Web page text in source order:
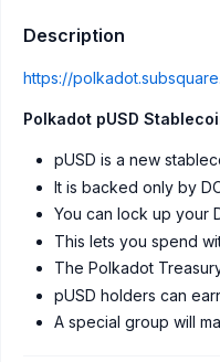
Description
https://
Polkadot pUSD
pUSD is a new
It is backed only by
You can lock up your
This lets you spend
The Polkadot
pUSD holders can
A special group will